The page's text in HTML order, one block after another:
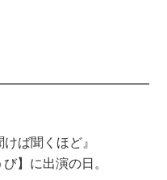
ば聞くほど』
】に出演の日。